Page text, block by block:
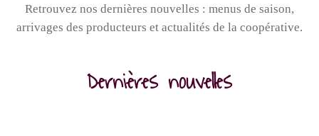
Retrouvez nos dernières nouvelles : menus de saison,
arrivages des producteurs et actualités de la coopérative.
Dernières nouvelles